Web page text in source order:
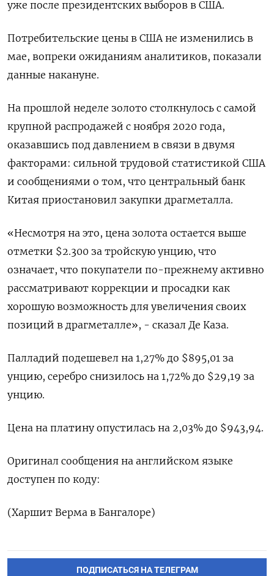
уже после президентских выборов в США.
Потребительские цены в США не изменились в
мае, вопреки ожиданиям аналитиков, показали
данные накануне.
На прошлой неделе золото столкнулось с самой
крупной распродажей с ноября 2020 года,
оказавшись под давлением в связи в двумя
факторами: сильной трудовой статистикой США
и сообщениями о том, что центральный банк
Китая приостановил закупки драгметалла.
«Несмотря на это, цена золота остается выше
отметки $2.300 за тройскую унцию, что
означает, что покупатели по-прежнему активно
рассматривают коррекции и просадки как
хорошую возможность для увеличения своих
позиций в драгметалле», - сказал Де Каза.
Палладий подешевел на 1,27% до $895,01​​ за
унцию, серебро снизилось на 1,72% до $29,19​ за
унцию.
Цена на платину опустилась на 2,03% до $943,94.
Оригинал сообщения на английском языке
доступен по коду:
(Харшит Верма в Бангалоре)
ПОДПИСАТЬСЯ НА ТЕЛЕГРАМ